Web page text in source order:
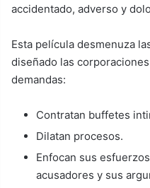
accidentado, adverso y
Esta película desmenuza
diseñado las
demandas:
Contratan buffetes
Dilatan procesos.
Enfocan sus
acusadores y sus